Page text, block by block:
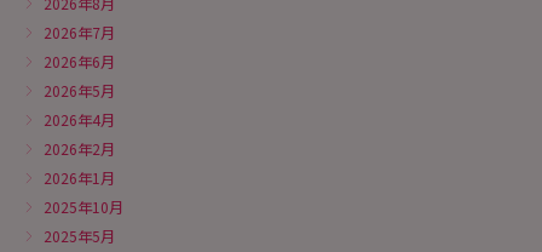
2026年7月
2026年6月
2026年5月
2026年4月
2026年2月
2026年1月
2025年10月
2025年5月